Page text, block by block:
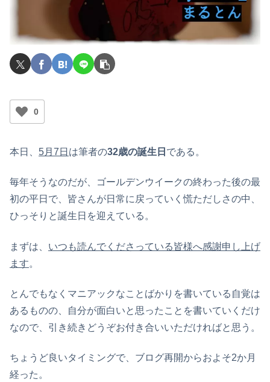
0
本日、 5月7日 は筆者の32歳の誕生日 である。
毎年そうなのだが、ゴールデンウイークの終わった後の最
初の平日で、皆さんが日常に戻っていく慌ただしさの中、
ひっそりと誕生日を迎えている。
まずは、 いつも読んでくださっている皆様へ感謝申し上げ
ます。
とんでもなくマニアックなことばかりを書いている自覚は
あるものの、自分が面白いと思ったことを書いていくだけ
なので、引き続きどうぞお付き合いいただければと思う。
ちょうど良いタイミングで、ブログ再開からおよそ2か月
経った。